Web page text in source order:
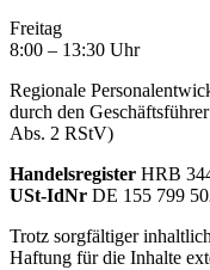
Freitag
8:00 – 13:30 Uhr
Regionale
durch den Geschäftsführer
Abs. 2 RStV)
Handelsregister HRB
USt-IdNr DE 155 799
Trotz sorgfältiger
Haftung für die Inhalte